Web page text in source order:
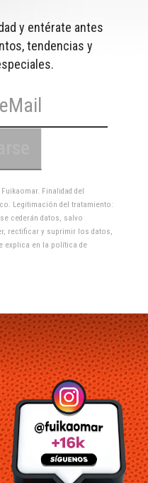
y entérate antes
tendencias y
Finalidad del
Legitimación del tratamiento:
cederán datos, salvo
rectificar y suprimir los datos,
explica en la política de